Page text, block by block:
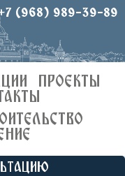
(968) 989-39-89
ПРОЕКТЫ